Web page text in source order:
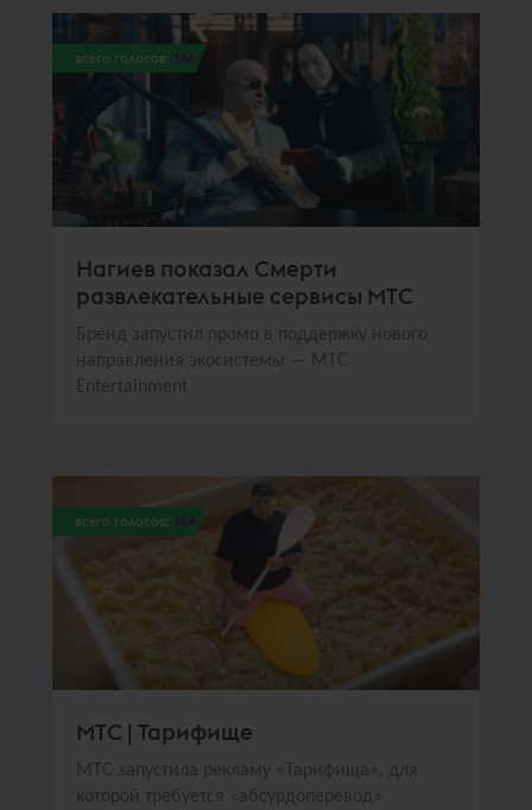
всего голосов: 386
Нагиев показал Смерти
развлекательные сервисы МТС
Бренд запустил промо в поддержку нового
направления экосистемы — МТС
Entertainment
всего голосов: 364
МТС | Тарифище
МТС запустила рекламу «Тарифища», для
которой требуется «абсурдоперевод»